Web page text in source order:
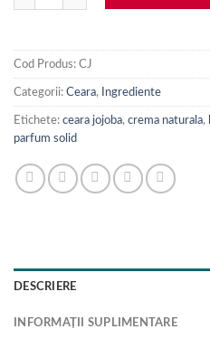
Cod Produs: CJ
Categorii: Ceara, Ingrediente
Etichete: ceara jojoba, crema naturala,
parfum solid
DESCRIERE
INFORMAȚII SUPLIMENTARE